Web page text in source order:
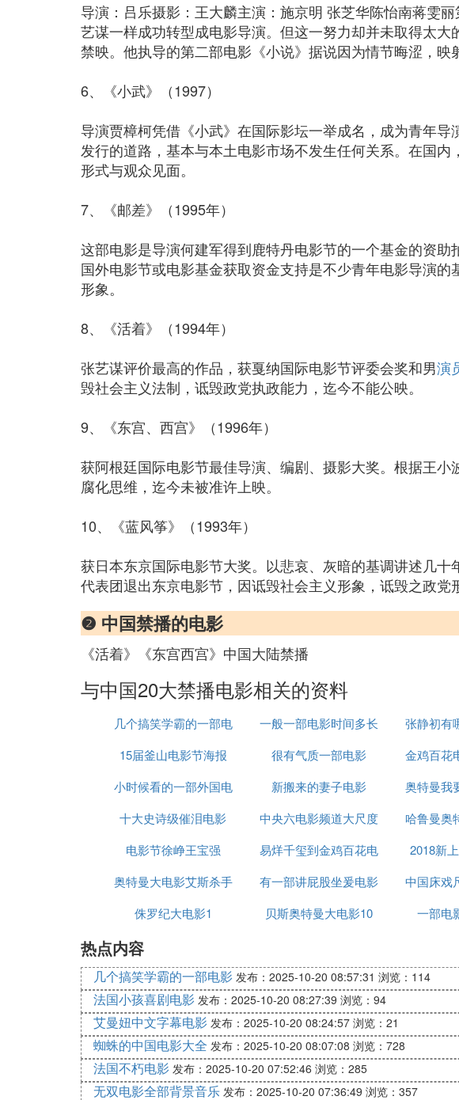
导演：吕乐摄影：王大麟主演：施京明 张芝华陈怡南蒋雯
艺谋一样成功转型成电影导演。但这一努力却并未取得太
禁映。他执导的第二部电影《小说》据说因为情节晦涩，映
6、《小武》（1997）
导演贾樟柯凭借《小武》在国际影坛一举成名，成为青年
发行的道路，基本与本土电影市场不发生任何关系。在国
形式与观众见面。
7、《邮差》（1995年）
这部电影是导演何建军得到鹿特丹电影节的一个基金的资
国外电影节或电影基金获取资金支持是不少青年电影导演
形象。
8、《活着》（1994年）
张艺谋评价最高的作品，获戛纳国际电影节评委会奖和男演
毁社会主义法制，诋毁政党执政能力，迄今不能公映。
9、《东宫、西宫》（1996年）
获阿根廷国际电影节最佳导演、编剧、摄影大奖。根据王
腐化思维，迄今未被准许上映。
10、《蓝风筝》（1993年）
获日本东京国际电影节大奖。以悲哀、灰暗的基调讲述几
代表团退出东京电影节，因诋毁社会主义形象，诋毁之政党
❷ 中国禁播的电影
《活着》《东宫西宫》中国大陆禁播
与中国20大禁播电影相关的资料
几个搞笑学霸的一部电
影
一般一部电影时间多长
张静初有
15届釜山电影节海报 很有气质一部电影
金鸡百花
小时候看的一部外国电
影红伞
新搬来的妻子电影
奥特曼我
奥特
十大史诗级催泪电影
中央六电影频道大尺度
电影
哈鲁曼奥
七
电影节徐峥王宝强
易烊千玺到金鸡百花电
影节
2018新
奥特曼大电影艾斯杀手
有一部讲屁股坐爰电影
叫什么名字
中国床戏
侏罗纪大电影1
贝斯奥特曼大电影10 一部电
热点内容
几个搞笑学霸的一部电影 发布：2025-10-20 08:57:31 浏览：114
法国小孩喜剧电影 发布：2025-10-20 08:27:39 浏览：94
艾曼妞中文字幕电影 发布：2025-10-20 08:24:57 浏览：21
蜘蛛的中国电影大全 发布：2025-10-20 08:07:08 浏览：728
法国不朽电影 发布：2025-10-20 07:52:46 浏览：285
无双电影全部背景音乐 发布：2025-10-20 07:36:49 浏览：357